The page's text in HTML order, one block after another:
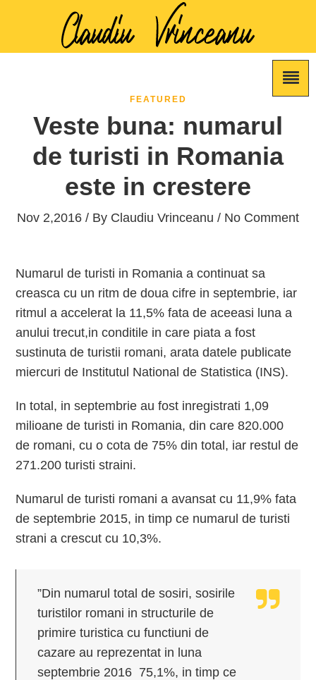
FEATURED
Veste buna: numarul
de turisti in Romania
este in crestere
Nov 2,2016 / By Claudiu Vrinceanu / No Comment
Numarul de turisti in Romania a continuat sa
creasca cu un ritm de doua cifre in septembrie, iar
ritmul a accelerat la 11,5% fata de aceeasi luna a
anului trecut,in conditile in care piata a fost
sustinuta de turistii romani, arata datele publicate
miercuri de Institutul National de Statistica (INS).
In total, in septembrie au fost inregistrati 1,09
milioane de turisti in Romania, din care 820.000
de romani, cu o cota de 75% din total, iar restul de
271.200 turisti straini.
Numarul de turisti romani a avansat cu 11,9% fata
de septembrie 2015, in timp ce numarul de turisti
strani a crescut cu 10,3%.
”Din numarul total de sosiri, sosirile
turistilor romani in structurile de
primire turistica cu functiuni de
cazare au reprezentat in luna
septembrie 2016 75,1%, in timp ce